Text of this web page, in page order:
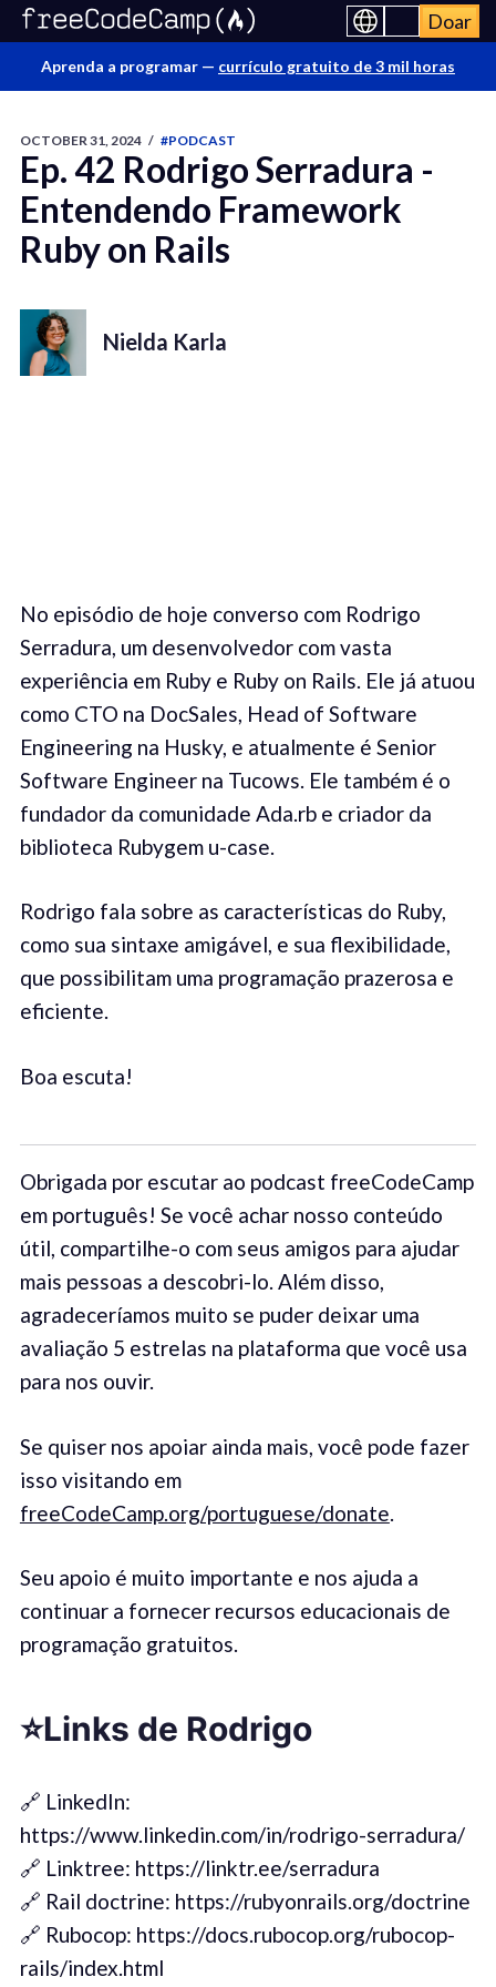
Doar
Aprenda a programar — currículo gratuito de 3 mil horas
OCTOBER 31, 2024 / #PODCAST
Ep. 42 Rodrigo Serradura -
Entendendo Framework
Ruby on Rails
Nielda Karla
No episódio de hoje converso com Rodrigo
Serradura, um desenvolvedor com vasta
experiência em Ruby e Ruby on Rails. Ele já atuou
como CTO na DocSales, Head of Software
Engineering na Husky, e atualmente é Senior
Software Engineer na Tucows. Ele também é o
fundador da comunidade Ada.rb e criador da
biblioteca Rubygem u-case.
Rodrigo fala sobre as características do Ruby,
como sua sintaxe amigável, e sua flexibilidade,
que possibilitam uma programação prazerosa e
eficiente.
Boa escuta!
Obrigada por escutar ao podcast freeCodeCamp
em português! Se você achar nosso conteúdo
útil, compartilhe-o com seus amigos para ajudar
mais pessoas a descobri-lo. Além disso,
agradeceríamos muito se puder deixar uma
avaliação 5 estrelas na plataforma que você usa
para nos ouvir.
Se quiser nos apoiar ainda mais, você pode fazer
isso visitando em
freeCodeCamp.org/portuguese/donate.
Seu apoio é muito importante e nos ajuda a
continuar a fornecer recursos educacionais de
programação gratuitos.
⭐️Links de Rodrigo
🔗 LinkedIn:
https://www.linkedin.com/in/rodrigo-serradura/
🔗 Linktree: https://linktr.ee/serradura
🔗 Rail doctrine: https://rubyonrails.org/doctrine
🔗 Rubocop: https://docs.rubocop.org/rubocop-
rails/index.html